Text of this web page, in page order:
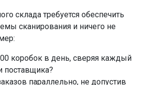
склада требуется обеспечить
сканирования и ничего не
коробок в день, сверяя каждый
поставщика?
параллельно, не допустив